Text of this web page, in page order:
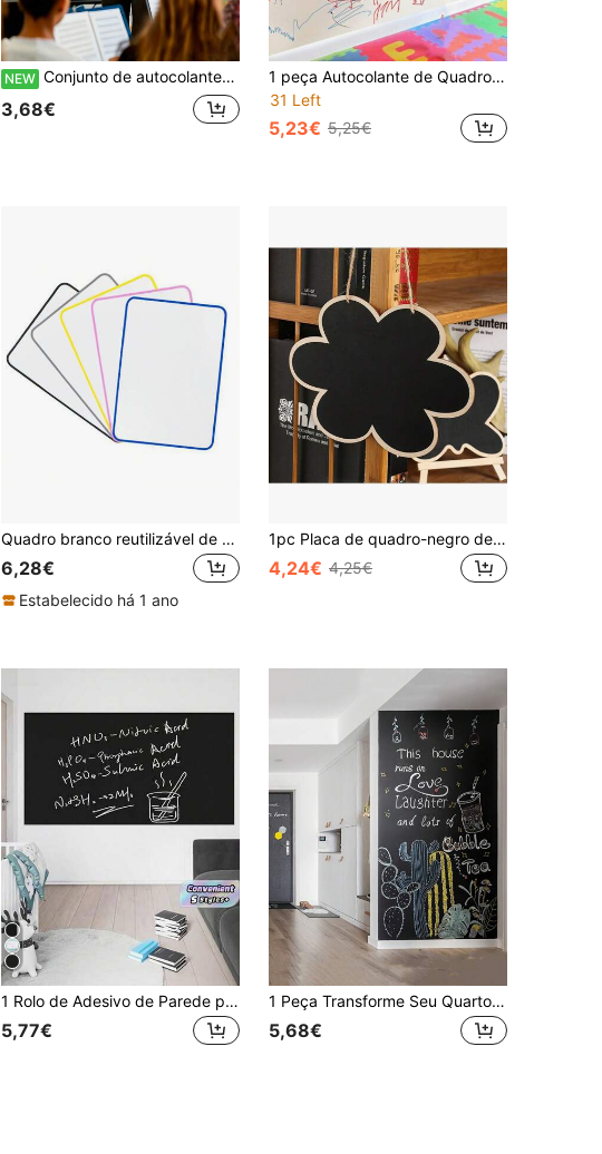
NEW Conjunto de autocolantes magnéticos macios apagáveis para pauta musical, adere a quadros brancos e quadros negros de ferro, inclui pauta com clave de sol, clave de fá e layout realista de teclas de piano, superfície resistente ao desgaste e reutilizável, material macio flexível e enrolável para arrumação, adesão magnética segura e resistente ao deslizamento, adequado para escrita em quadro de sala de aula de loja de música e autoestudo de teoria musical em casa, auxilia os utilizadores a completar de forma eficiente a notação em pauta e exercícios de teoria musical
3,68€
1 peça Autocolante de Quadro Branco Apagável para Parede, Não Danifica a Parede. Quadro de Desenho e Grafite Caseiro, Removível e Apagável. Autocolante de Quadro Branco com Aderência Estática. Volta às Aulas
31 Left
5,23€ 5,25€
Quadro branco reutilizável de 1 peça, prancheta de mesa para escritório, casa, sala de aula, café, casamento, decoração inspiradora para escritório, design clássico, construção, essencial para donos de cafés, para material escolar, volta às aulas
6,28€
Estabelecido há 1 ano
1pc Placa de quadro-negro de madeira extra grande, decoração de artesanato faça você mesmo, acessórios para casa personalizáveis, cabide para o dia dos namorados, quadro de mensagens
4,24€ 4,25€
1 Rolo de Adesivo de Parede para Quadro Branco Verde com Apagador, Ideal para Decoração de Escritório e Casa.
5,77€
1 Peça Transforme Seu Quarto Com Adesivos De Parede De Lousa Removíveis E À Prova D'água!
5,68€